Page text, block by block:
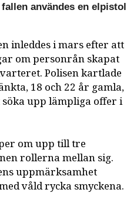
användes en elpistol
inleddes i mars efter att
om personrån skapat
Polisen kartlade
18 och 22 år gamla,
upp lämpliga offer i
om upp till tre
rollerna mellan sig.
uppmärksamhet
våld rycka smyckena.